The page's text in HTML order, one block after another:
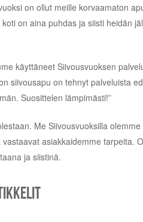
on ollut meille korvaamaton
on aina puhdas ja siisti heidän
käyttäneet Siivousvuoksen
siivousapu on tehnyt palveluista
Suosittelen lämpimästi!”
Me Siivousvuoksilla
asiakkaidemme tarpeita.
ja siistinä.